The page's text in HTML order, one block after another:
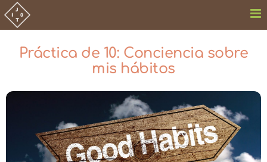
Saltar
al
contenido
Práctica de 10: Conciencia sobre
mis hábitos
Ver